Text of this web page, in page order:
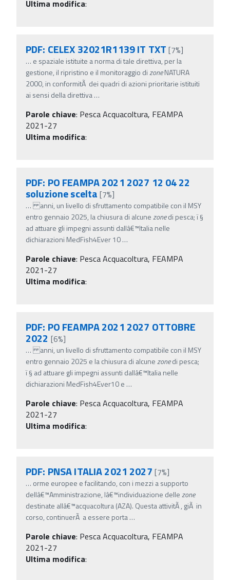
Ultima modifica:
PDF: CELEX 32021R1139 IT TXT [7%]
… e spaziale istituite a norma di tale direttiva, per la
gestione, il ripristino e il monitoraggio dizoneNATURA
2000, in conformitÃ dei quadri di azioni prioritarie istituiti
ai sensi della direttiva…
Parole chiave: Pesca Acquacoltura, FEAMPA
2021-27
Ultima modifica:
PDF: PO FEAMPA 2021 2027 12 04 22
soluzione scelta [7%]
…anni, un livello di sfruttamento compatibile con il MSY
entro gennaio 2025, la chiusura di alcunezonedi pesca; ï‚§
ad attuare gli impegni assunti dallâ€™Italia nelle
dichiarazioni MedFish4Ever 10…
Parole chiave: Pesca Acquacoltura, FEAMPA
2021-27
Ultima modifica:
PDF: PO FEAMPA 2021 2027 OTTOBRE
2022 [6%]
…anni, un livello di sfruttamento compatibile con il MSY
entro gennaio 2025 e la chiusura di alcunezonedi pesca;
ï‚§ ad attuare gli impegni assunti dallâ€™Italia nelle
dichiarazioni MedFish4Ever10 e …
Parole chiave: Pesca Acquacoltura, FEAMPA
2021-27
Ultima modifica:
PDF: PNSA ITALIA 2021 2027 [7%]
… orme europee e facilitando, con i mezzi a supporto
dellâ€™Amministrazione, lâ€™individuazione dellezone
destinate allâ€™acquacoltura (AZA). Questa attivitÃ , giÃ in
corso, continuerÃ a essere porta…
Parole chiave: Pesca Acquacoltura, FEAMPA
2021-27
Ultima modifica: